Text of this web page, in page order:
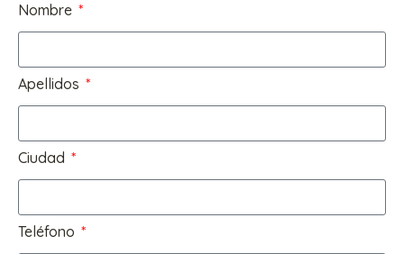
Nombre
Apellidos
Ciudad
Teléfono